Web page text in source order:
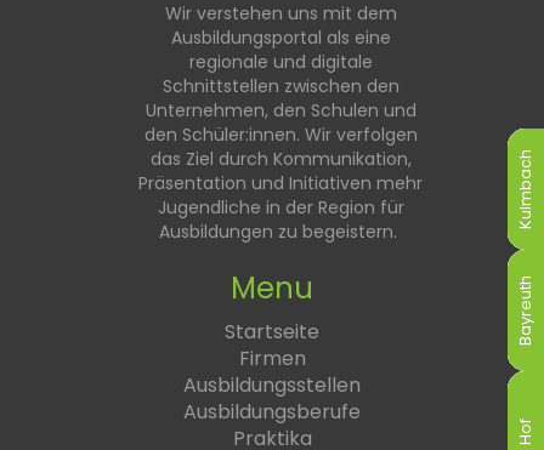
Kulmbach
Bayreuth
Hof
Kulmbach
Bayreuth
Hof
Kulmbach
Bayreuth
Hof
Kulmbach
Bayreuth
Hof
Kulmbach
Bayreuth
Hof
Kulmbach
Bayreuth
Hof
Wir verstehen uns mit dem
Ausbildungsportal als eine
regionale und digitale
Schnittstellen zwischen den
Unternehmen, den Schulen und
den Schüler:innen. Wir verfolgen
das Ziel durch Kommunikation,
Präsentation und Initiativen mehr
Jugendliche in der Region für
Ausbildungen zu begeistern.
Menu
Startseite
Firmen
Ausbildungsstellen
Ausbildungsberufe
Praktika